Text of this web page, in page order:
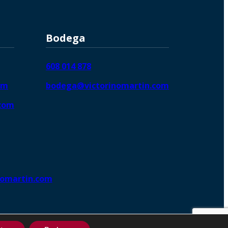
Bodega
608 014 878
bodega@victorinomartin.com
DigitalGrowthⓇ